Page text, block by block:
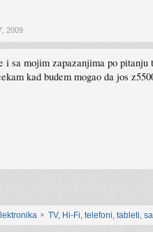
2009
i sa mojim zapazanjima po
kad budem mogao da jos
TV, Hi-Fi, telefoni, tableti,